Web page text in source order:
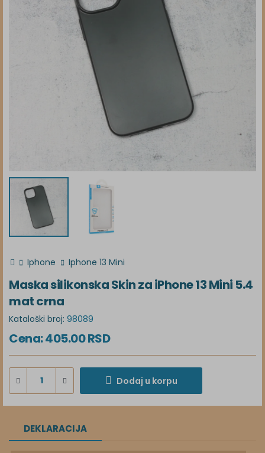
Iphone Iphone 13 Mini
Maska silikonska Skin za iPhone 13 Mini 5.4
mat crna
Kataloški broj: 98089
Cena:405.00RSD
Dodaj u korpu
DEKLARACIJA